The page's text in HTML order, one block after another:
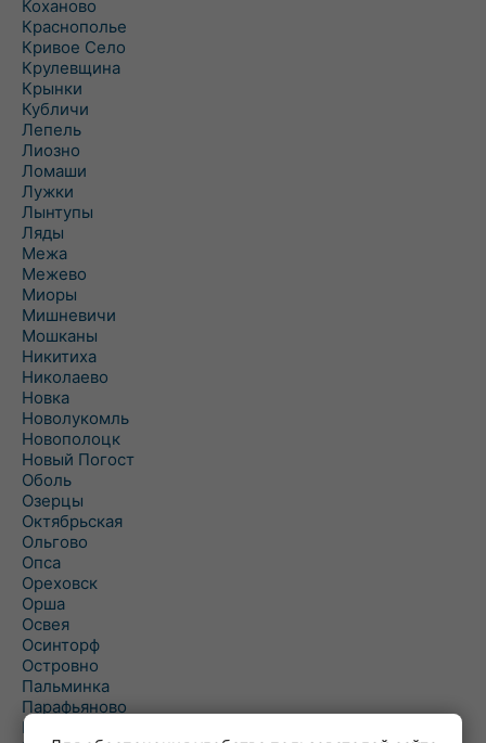
Коханово
Краснополье
Кривое Село
Крулевщина
Крынки
Кубличи
Лепель
Лиозно
Ломаши
Лужки
Лынтупы
Ляды
Межа
Межево
Миоры
Мишневичи
Мошканы
Никитиха
Николаево
Новка
Новолукомль
Новополоцк
Новый Погост
Оболь
Озерцы
Октябрьская
Ольгово
Опса
Ореховск
Орша
Освея
Осинторф
Островно
Пальминка
Парафьяново
Плисса